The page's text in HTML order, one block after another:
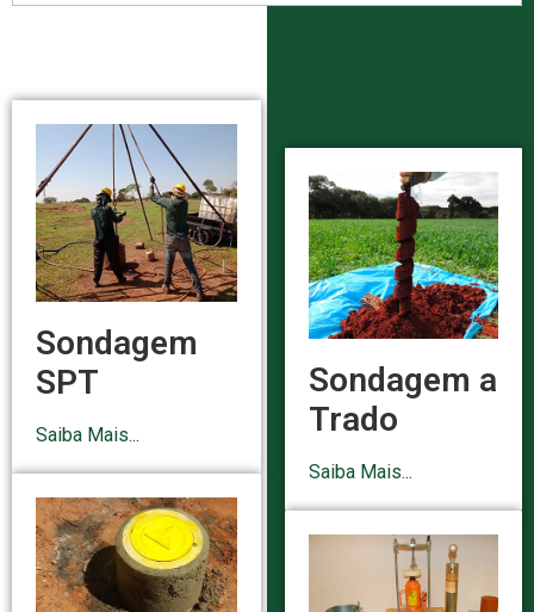
Sondagem
SPT
Saiba Mais...
Sondagem a
Trado
Saiba Mais...